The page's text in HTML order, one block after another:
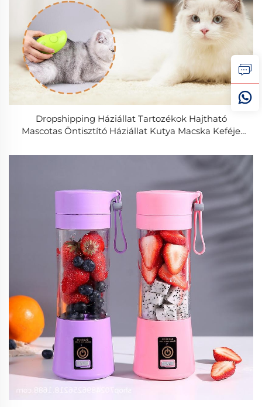
Dropshipping Háziállat Tartozékok Hajtható
Mascotas Öntisztító Háziállat Kutya Macska Keféje